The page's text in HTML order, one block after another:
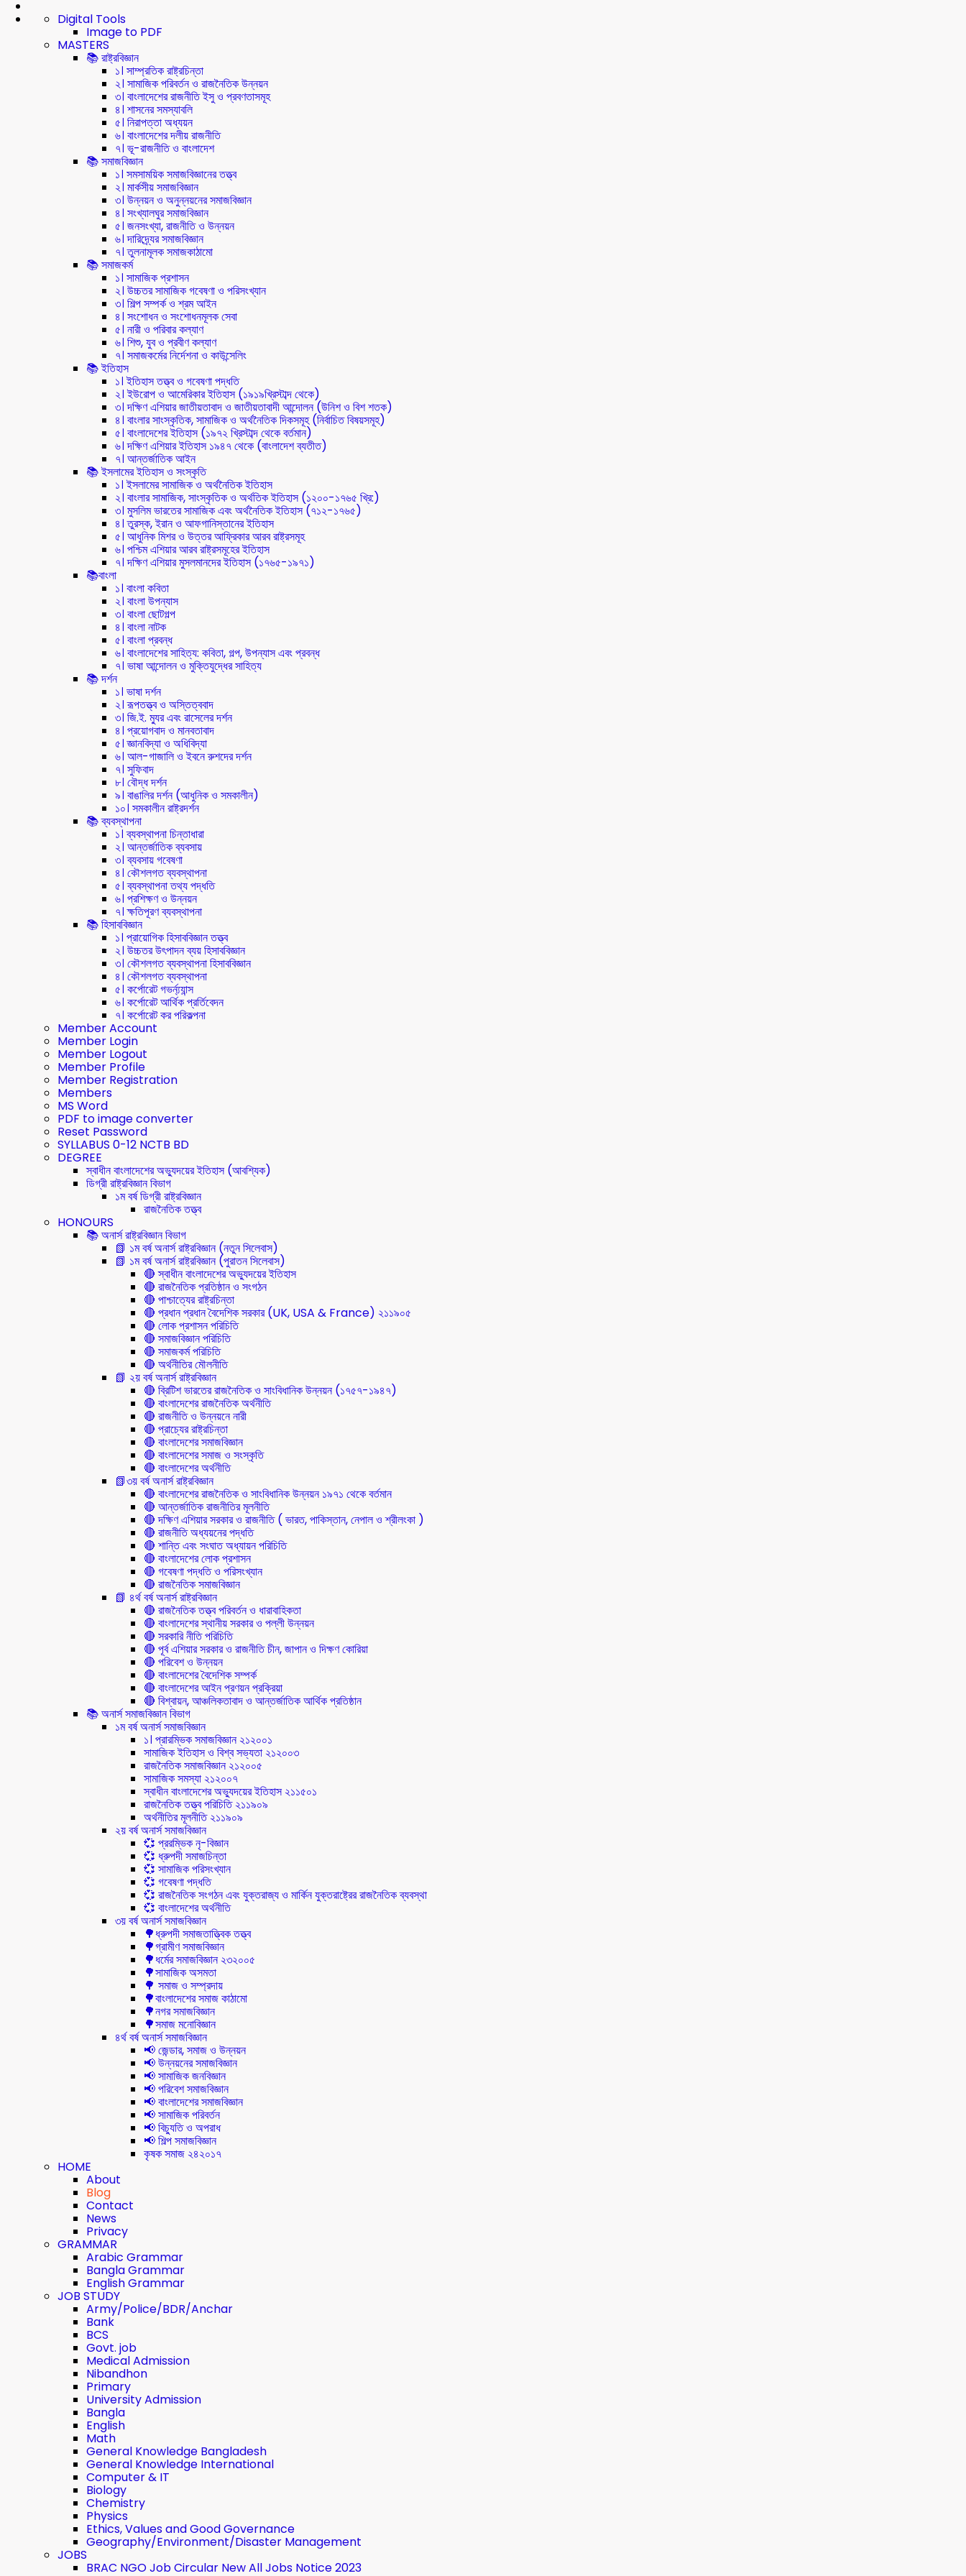
Digital Tools
Image to PDF
MASTERS
📚 রাষ্ট্রবিজ্ঞান
১। সাম্প্রতিক রাষ্ট্রচিন্তা
২। সামাজিক পরিবর্তন ও রাজনৈতিক উন্নয়ন
৩। বাংলাদেশের রাজনীতি ইসু ও প্রবণতাসমূহ
৪। শাসনের সমস্যাবলি
৫। নিরাপত্তা অধ্যয়ন
৬। বাংলাদেশের দলীয় রাজনীতি
৭। ভূ-রাজনীতি ও বাংলাদেশ
📚 সমাজবিজ্ঞান
১। সমসাময়িক সমাজবিজ্ঞানের তত্ত্ব
২। মার্কসীয় সমাজবিজ্ঞান
৩। উন্নয়ন ও অনুন্নয়নের সমাজবিজ্ঞান
৪। সংখ্যালঘুর সমাজবিজ্ঞান
৫। জনসংখ্যা, রাজনীতি ও উন্নয়ন
৬। দারিদ্র্যের সমাজবিজ্ঞান
৭। তুলনামূলক সমাজকাঠামো
📚 সমাজকর্ম
১। সামাজিক প্রশাসন
২। উচ্চতর সামাজিক গবেষণা ও পরিসংখ্যান
৩। শিল্প সম্পর্ক ও শ্রম আইন
৪। সংশোধন ও সংশোধনমূলক সেবা
৫। নারী ও পরিবার কল্যাণ
৬। শিশু, যুব ও প্রবীণ কল্যাণ
৭। সমাজকর্মের নির্দেশনা ও কাউন্সেলিং
📚 ইতিহাস
১। ইতিহাস তত্ত্ব ও গবেষণা পদ্ধতি
২। ইউরোপ ও আমেরিকার ইতিহাস (১৯১৯খ্রিস্টাব্দ থেকে)
৩। দক্ষিণ এশিয়ার জাতীয়তাবাদ ও জাতীয়তাবাদী আন্দোলন (উনিশ ও বিশ শতক)
৪। বাংলার সাংস্কৃতিক, সামাজিক ও অর্থনৈতিক দিকসমূহ (নির্বাচিত বিষয়সমূহ)
৫। বাংলাদেশের ইতিহাস (১৯৭২ খ্রিস্টাব্দ থেকে বর্তমান)
৬। দক্ষিণ এশিয়ার ইতিহাস ১৯৪৭ থেকে (বাংলাদেশ ব্যতীত)
৭। আন্তর্জাতিক আইন
📚 ইসলামের ইতিহাস ও সংস্কৃতি
১। ইসলামের সামাজিক ও অর্থনৈতিক ইতিহাস
২। বাংলার সামাজিক, সাংস্কৃতিক ও অর্থতিক ইতিহাস (১২০০-১৭৬৫ খ্রি:)
৩। মুসলিম ভারতের সামাজিক এবং অর্থনৈতিক ইতিহাস (৭১২-১৭৬৫)
৪। তুরস্ক, ইরান ও আফগানিস্তানের ইতিহাস
৫। আধুনিক মিশর ও উত্তর আফ্রিকার আরব রাষ্ট্রসমূহ
৬। পশ্চিম এশিয়ার আরব রাষ্ট্রসমূহের ইতিহাস
৭। দক্ষিণ এশিয়ার মুসলমানদের ইতিহাস (১৭৬৫-১৯৭১)
📚বাংলা
১। বাংলা কবিতা
২। বাংলা উপন্যাস
৩। বাংলা ছোটগল্প
৪। বাংলা নাটক
৫। বাংলা প্রবন্ধ
৬। বাংলাদেশের সাহিত্য: কবিতা, গল্প, উপন্যাস এবং প্রবন্ধ
৭। ভাষা আন্দোলন ও মুক্তিযুদ্ধের সাহিত্য
📚 দর্শন
১। ভাষা দর্শন
২। রূপতত্ত্ব ও অস্তিত্ববাদ
৩। জি.ই. ম্যুর এবং রাসেলের দর্শন
৪। প্রয়োগবাদ ও মানবতাবাদ
৫। জ্ঞানবিদ্যা ও অধিবিদ্যা
৬। আল-গাজালি ও ইবনে রুশদের দর্শন
৭। সুফিবাদ
৮। বৌদ্ধ দর্শন
৯। বাঙালির দর্শন (আধুনিক ও সমকালীন)
১০। সমকালীন রাষ্ট্রদর্শন
📚 ব্যবস্থাপনা
১। ব্যবস্থাপনা চিন্তাধারা
২। আন্তর্জাতিক ব্যবসায়
৩। ব্যবসায় গবেষণা
৪। কৌশলগত ব্যবস্থাপনা
৫। ব্যবস্থাপনা তথ্য পদ্ধতি
৬। প্রশিক্ষণ ও উন্নয়ন
৭। ক্ষতিপূরণ ব্যবস্থাপনা
📚 হিসাববিজ্ঞান
১। প্রায়োগিক হিসাববিজ্ঞান তত্ত্ব
২। উচ্চতর উৎপাদন ব্যয় হিসাববিজ্ঞান
৩। কৌশলগত ব্যবস্থাপনা হিসাববিজ্ঞান
৪। কৌশলগত ব্যবস্থাপনা
৫। কর্পোরেট গভর্ন্য্যান্স
৬। কর্পোরেট আর্থিক প্রর্তিবেদন
৭। কর্পোরেট কর পরিকল্পনা
Member Account
Member Login
Member Logout
Member Profile
Member Registration
Members
MS Word
PDF to image converter
Reset Password
SYLLABUS 0-12 NCTB BD
DEGREE
স্বাধীন বাংলাদেশের অভ্যুদয়ের ইতিহাস (আবশ্যিক)
ডিগ্রী রাষ্ট্রবিজ্ঞান বিভাগ
১ম বর্ষ ডিগ্রী রাষ্ট্রবিজ্ঞান
রাজনৈতিক তত্ত্ব
HONOURS
📚 অনার্স রাষ্ট্রবিজ্ঞান বিভাগ
📗 ১ম বর্ষ অনার্স রাষ্ট্রবিজ্ঞান (নতুন সিলেবাস)
📗 ১ম বর্ষ অনার্স রাষ্ট্রবিজ্ঞান (পুরাতন সিলেবাস)
🔴 স্বাধীন বাংলাদেশের অভ্যুদয়ের ইতিহাস
🔴 রাজনৈতিক প্রতিষ্ঠান ও সংগঠন
🔴 পাশ্চাত্যের রাষ্ট্রচিন্তা
🔴 প্রধান প্রধান বৈদেশিক সরকার (UK, USA & France) ২১১৯০৫
🔴 লোক প্রশাসন পরিচিতি
🔴 সমাজবিজ্ঞান পরিচিতি
🔴 সমাজকর্ম পরিচিতি
🔴 অর্থনীতির মৌলনীতি
📗 ২য় বর্ষ অনার্স রাষ্ট্রবিজ্ঞান
🔴 ব্রিটিশ ভারতের রাজনৈতিক ও সাংবিধানিক উন্নয়ন (১৭৫৭-১৯৪৭)
🔴 বাংলাদেশের রাজনৈতিক অর্থনীতি
🔴 রাজনীতি ও উন্নয়নে নারী
🔴 প্রাচ্যের রাষ্ট্রচিন্তা
🔴 বাংলাদেশের সমাজবিজ্ঞান
🔴 বাংলাদেশের সমাজ ও সংস্কৃতি
🔴 বাংলাদেশের অর্থনীতি
📗৩য় বর্ষ অনার্স রাষ্ট্রবিজ্ঞান
🔴 বাংলাদেশের রাজনৈতিক ও সাংবিধানিক উন্নয়ন ১৯৭১ থেকে বর্তমান
🔴 আন্তর্জাতিক রাজনীতির মূলনীতি
🔴 দক্ষিণ এশিয়ার সরকার ও রাজনীতি ( ভারত, পাকিস্তান, নেপাল ও শ্রীলংকা )
🔴 রাজনীতি অধ্যয়নের পদ্ধতি
🔴 শান্তি এবং সংঘাত অধ্যায়ন পরিচিতি
🔴 বাংলাদেশের লোক প্রশাসন
🔴 গবেষণা পদ্ধতি ও পরিসংখ্যান
🔴 রাজনৈতিক সমাজবিজ্ঞান
📗 ৪র্থ বর্ষ অনার্স রাষ্ট্রবিজ্ঞান
🔴 রাজনৈতিক তত্ত্ব পরিবর্তন ও ধারাবাহিকতা
🔴 বাংলাদেশের স্থানীয় সরকার ও পল্লী উন্নয়ন
🔴 সরকারি নীতি পরিচিতি
🔴 পূর্ব এশিয়ার সরকার ও রাজনীতি চীন, জাপান ও দিক্ষণ কোরিয়া
🔴 পরিবেশ ও উন্নয়ন
🔴 বাংলাদেশের বৈদেশিক সম্পর্ক
🔴 বাংলাদেশের আইন প্রণয়ন প্রক্রিয়া
🔴 বিশ্বায়ন, আঞ্চলিকতাবাদ ও আন্তর্জাতিক আর্থিক প্রতিষ্ঠান
📚 অনার্স সমাজবিজ্ঞান বিভাগ
১ম বর্ষ অনার্স সমাজবিজ্ঞান
১। প্রারম্ভিক সমাজবিজ্ঞান ২১২০০১
সামাজিক ইতিহাস ও বিশ্ব সভ্যতা ২১২০০৩
রাজনৈতিক সমাজবিজ্ঞান ২১২০০৫
সামাজিক সমস্যা ২১২০০৭
স্বাধীন বাংলাদেশের অভ্যুদয়ের ইতিহাস ২১১৫০১
রাজনৈতিক তত্ত্ব পরিচিতি ২১১৯০৯
অর্থনীতির মূলনীতি ২১১৯০৯
২য় বর্ষ অনার্স সমাজবিজ্ঞান
💞 প্ররম্ভিক নৃ-বিজ্ঞান
💞 ধ্রুপদী সমাজচিন্তা
💞 সামাজিক পরিসংখ্যান
💞 গবেষণা পদ্ধতি
💞 রাজনৈতিক সংগঠন এবং যুক্তরাজ্য ও মার্কিন যুক্তরাষ্ট্রের রাজনৈতিক ব্যবস্থা
💞 বাংলাদেশের অর্থনীতি
৩য় বর্ষ অনার্স সমাজবিজ্ঞান
🌳ধ্রুপদী সমাজতাত্ত্বিক তত্ত্ব
🌳গ্রামীণ সমাজবিজ্ঞান
🌳ধর্মের সমাজবিজ্ঞান ২৩২০০৫
🌳সামাজিক অসমতা
🌳 সমাজ ও সম্প্রদায়
🌳বাংলাদেশের সমাজ কাঠামো
🌳নগর সমাজবিজ্ঞান
🌳সমাজ মনোবিজ্ঞান
৪র্থ বর্ষ অনার্স সমাজবিজ্ঞান
📢 জেন্ডার, সমাজ ও উন্নয়ন
📢 উন্নয়নের সমাজবিজ্ঞান
📢 সামাজিক জনবিজ্ঞান
📢 পরিবেশ সমাজবিজ্ঞান
📢 বাংলাদেশের সমাজবিজ্ঞান
📢 সামাজিক পরিবর্তন
📢 বিচ্যুতি ও অপরাধ
📢 শিল্প সমাজবিজ্ঞান
কৃষক সমাজ ২৪২০১৭
HOME
About
Blog
Contact
News
Privacy
GRAMMAR
Arabic Grammar
Bangla Grammar
English Grammar
JOB STUDY
Army/Police/BDR/Anchar
Bank
BCS
Govt. job
Medical Admission
Nibandhon
Primary
University Admission
Bangla
English
Math
General Knowledge Bangladesh
General Knowledge International
Computer & IT
Biology
Chemistry
Physics
Ethics, Values ​​and Good Governance
Geography/Environment/Disaster Management
JOBS
BRAC NGO Job Circular New All Jobs Notice 2023